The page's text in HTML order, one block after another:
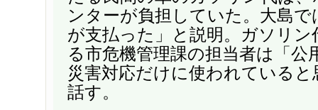
ンターが負担していた。大島
が支払った」と説明。ガソリ
る市危機管理課の担当者は「公
災害対応だけに使われている
話す。